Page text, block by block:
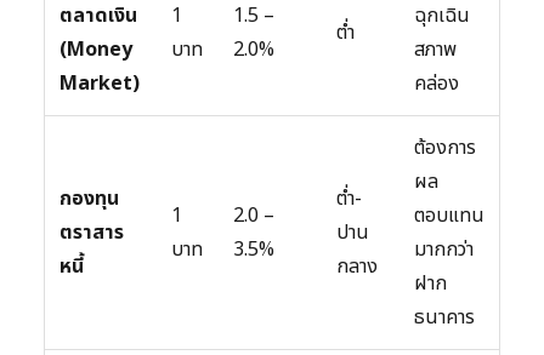
ตลาดเงิน
(Money
Market)
1
บาท
1.5 –
2.0%
ต่ำ
ฉุกเฉิน
สภาพ
คล่อง
กองทุน
ตราสาร
หนี้
1
บาท
2.0 –
3.5%
ต่ำ-
ปาน
กลาง
ต้องการ
ผล
ตอบแทน
มากกว่า
ฝาก
ธนาคาร